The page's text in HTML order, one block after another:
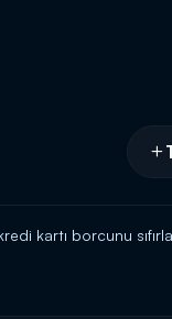
kartı borcunu